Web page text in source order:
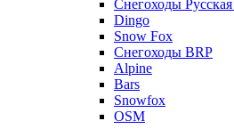
Снегоходы
Dingo
Snow Fox
Снегоходы BRP
Alpine
Bars
Snowfox
OSM